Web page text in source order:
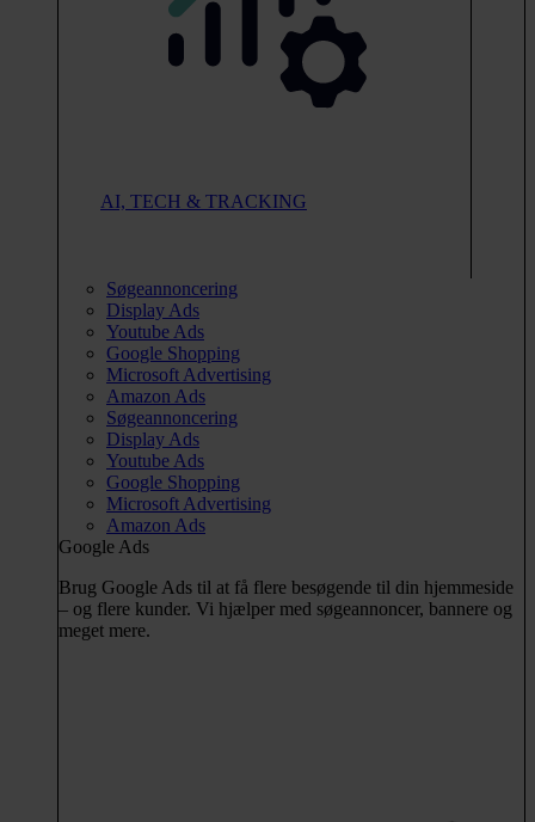
AI, TECH & TRACKING
Søgeannoncering
Display Ads
Youtube Ads
Google Shopping
Microsoft Advertising
Amazon Ads
Søgeannoncering
Display Ads
Youtube Ads
Google Shopping
Microsoft Advertising
Amazon Ads
Google Ads
Brug Google Ads til at få flere besøgende til din hjemmeside
– og flere kunder. Vi hjælper med søgeannoncer, bannere og
meget mere.